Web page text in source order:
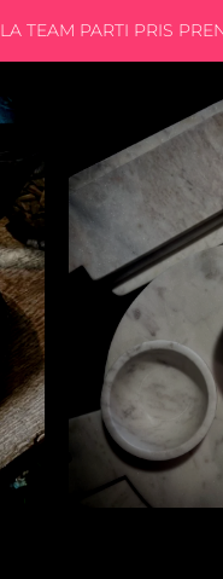
LA TEAM PARTI PRIS